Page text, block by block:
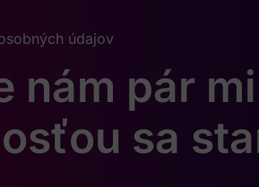
údajov
nám pár
sa